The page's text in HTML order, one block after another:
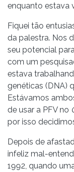
enquanto estava
Fiquei tão
da palestra. Nos
seu potencial
com um
estava
genéticas (DNA)
Estávamos
de usar a PFV no
por isso
Depois de
infeliz mal-
1992, quando